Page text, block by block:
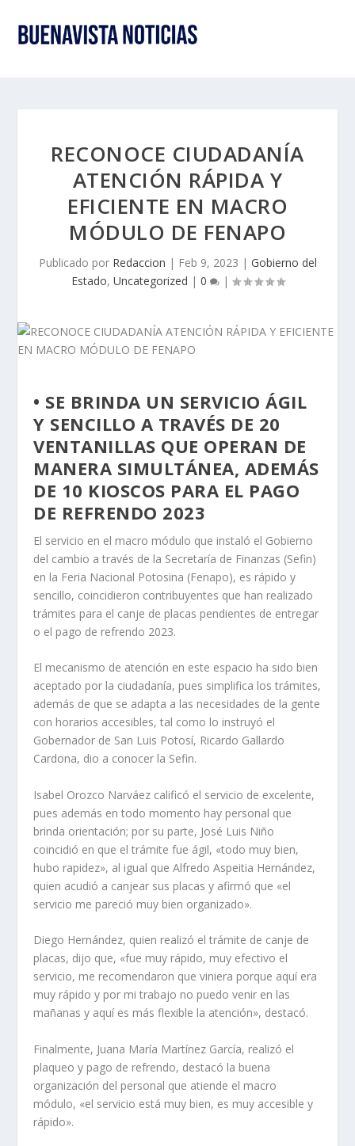
RECONOCE CIUDADANÍA
ATENCIÓN RÁPIDA Y
EFICIENTE EN MACRO
MÓDULO DE FENAPO
Publicado por Redaccion | Feb 9, 2023 | Gobierno del
Estado, Uncategorized | 0 |
• SE BRINDA UN SERVICIO ÁGIL
Y SENCILLO A TRAVÉS DE 20
VENTANILLAS QUE OPERAN DE
MANERA SIMULTÁNEA, ADEMÁS
DE 10 KIOSCOS PARA EL PAGO
DE REFRENDO 2023
El servicio en el macro módulo que instaló el Gobierno
del cambio a través de la Secretaría de Finanzas (Sefin)
en la Feria Nacional Potosina (Fenapo), es rápido y
sencillo, coincidieron contribuyentes que han realizado
trámites para el canje de placas pendientes de entregar
o el pago de refrendo 2023.
El mecanismo de atención en este espacio ha sido bien
aceptado por la ciudadanía, pues simplifica los trámites,
además de que se adapta a las necesidades de la gente
con horarios accesibles, tal como lo instruyó el
Gobernador de San Luis Potosí, Ricardo Gallardo
Cardona, dio a conocer la Sefin.
Isabel Orozco Narváez calificó el servicio de excelente,
pues además en todo momento hay personal que
brinda orientación; por su parte, José Luis Niño
coincidió en que el trámite fue ágil, «todo muy bien,
hubo rapidez», al igual que Alfredo Aspeitia Hernández,
quien acudió a canjear sus placas y afirmó que «el
servicio me pareció muy bien organizado».
Diego Hernández, quien realizó el trámite de canje de
placas, dijo que, «fue muy rápido, muy efectivo el
servicio, me recomendaron que viniera porque aquí era
muy rápido y por mi trabajo no puedo venir en las
mañanas y aquí es más flexible la atención», destacó.
Finalmente, Juana María Martínez García, realizó el
plaqueo y pago de refrendo, destacó la buena
organización del personal que atiende el macro
módulo, «el servicio está muy bien, es muy accesible y
rápido».